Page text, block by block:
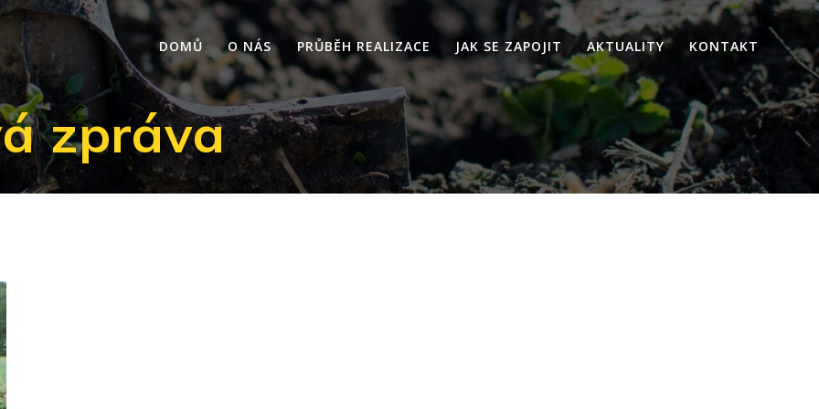
DOMŮ O NÁS PRŮBĚH REALIZACE JAK SE ZAPOJIT AKTUALITY KONTAKT
zpráva